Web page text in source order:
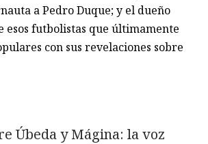
a Pedro Duque; y el dueño
esos futbolistas que últimamente
con sus revelaciones sobre
Úbeda y Mágina: la voz